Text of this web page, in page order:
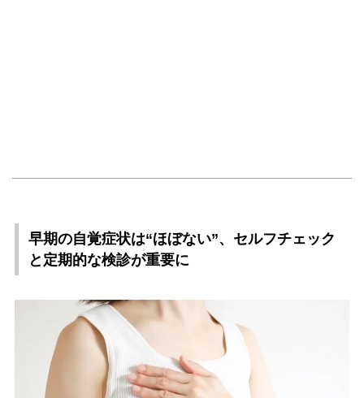
早期の自覚症状は“ほぼない”、セルフチェック
と定期的な検診が重要に